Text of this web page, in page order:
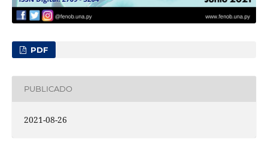
PDF
PUBLICADO
2021-08-26